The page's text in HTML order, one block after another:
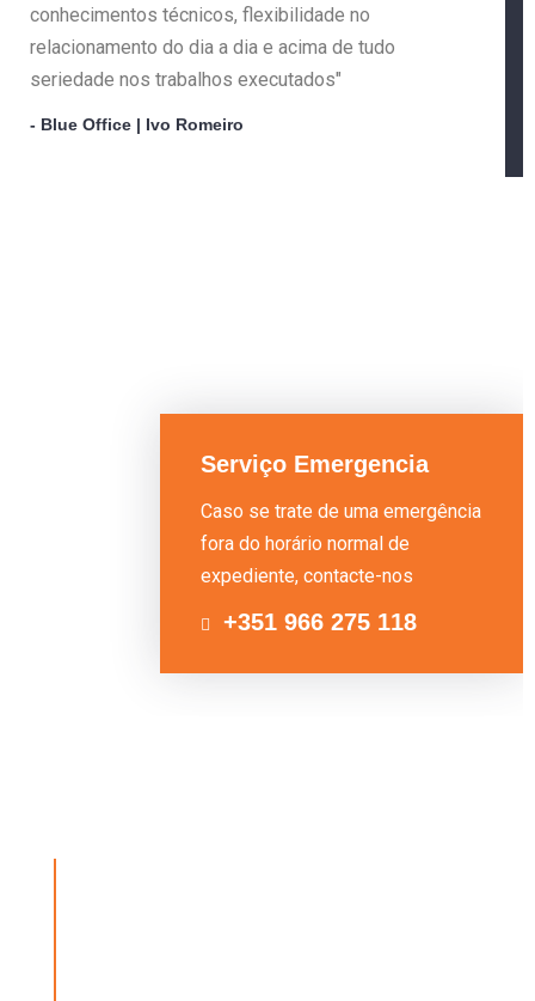
conhecimentos técnicos, flexibilidade no
relacionamento do dia a dia e acima de tudo
seriedade nos trabalhos executados"
- Blue Office | Ivo Romeiro
Serviço Emergencia
Caso se trate de uma emergência
fora do horário normal de
expediente, contacte-nos
+351 966 275 118